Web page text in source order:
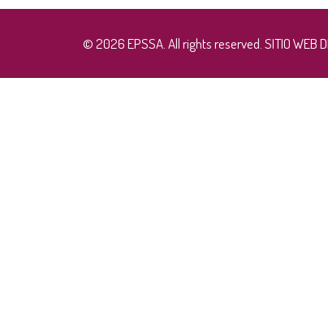
© 2026 EPSSA. All rights reserved. SITIO WEB